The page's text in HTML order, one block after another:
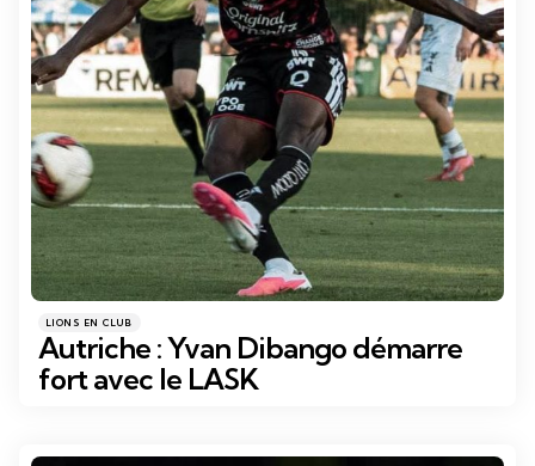
Catégories
Posté
dans
LIONS EN CLUB
Autriche : Yvan Dibango démarre
fort avec le LASK